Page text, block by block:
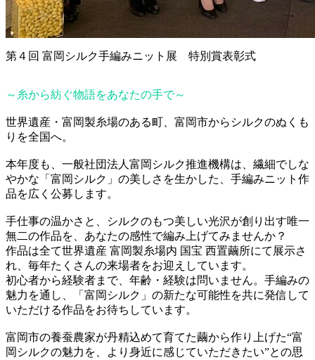
第４回 富岡シルク手編みニット展 特別賞表彰式
～糸から紡ぐ物語をあなたの手で～
世界遺産・富岡製糸場のある町、富岡市からシルクのぬくも
りを全国へ。
本年度も、一般社団法人富岡シルク推進機構は、繊細でしな
やかな「富岡シルク」の美しさを生かした、手編みニット作
品を広く公募します。
手仕事の温かさと、シルクのもつ美しい光沢が創り出す唯一
無二の作品を、あなたの感性で編み上げてみませんか？
作品は全て世界遺産 富岡製糸場内 国宝 西置繭所にて展示さ
れ、毎年たくさんの来場者をお迎えしています。
初心者から経験者まで、年齢・経験は問いません。手編みの
魅力を通し、「富岡シルク」の新たな可能性を共に発信して
いただける作品をお待ちしています。
富岡市の養蚕農家が丹精込めて育てた繭から作り上げた“富
岡シルクの魅力を、より身近に感じていただきたい”との思